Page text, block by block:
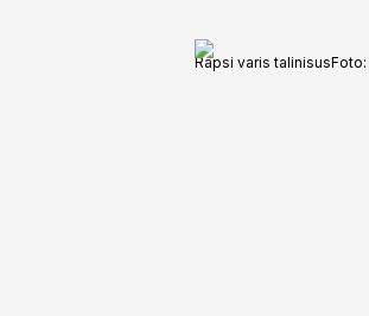
Rapsi varis talinisusFoto: